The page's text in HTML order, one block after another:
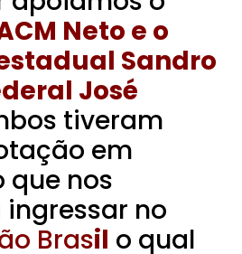
Neto e o
Sandro
José
tiveram
em
que nos
no
Brasil o qual